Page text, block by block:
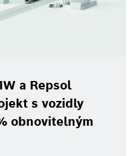
a Repsol
s vozidly
obnovitelným